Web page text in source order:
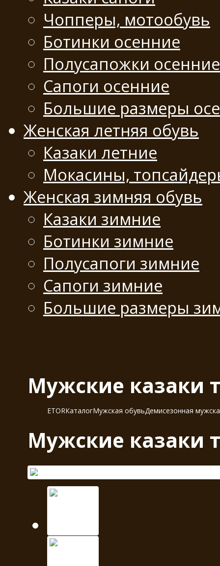
Чопперы, мотообувь
Ботинки осенние
Полусапожки осенние
Сапоги осенние
Большие размеры
Женская летняя обувь
Казаки летние
Мокасины,
Женская зимняя обувь
Казаки зимние
Ботинки зимние
Полусапоги зимние
Сапоги зимние
Большие размеры
Мужские казаки
ETORКаталогМужская обувьДемисезонная
Мужские казаки